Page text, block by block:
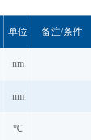
单位 备注/条件
nm
nm
℃